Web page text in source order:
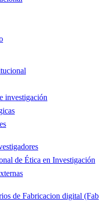
investigación
de Ética en Investigación
de Fabricacion digital (Fab